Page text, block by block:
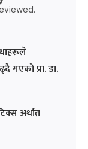
गएको प्रा. डा.
अर्थात